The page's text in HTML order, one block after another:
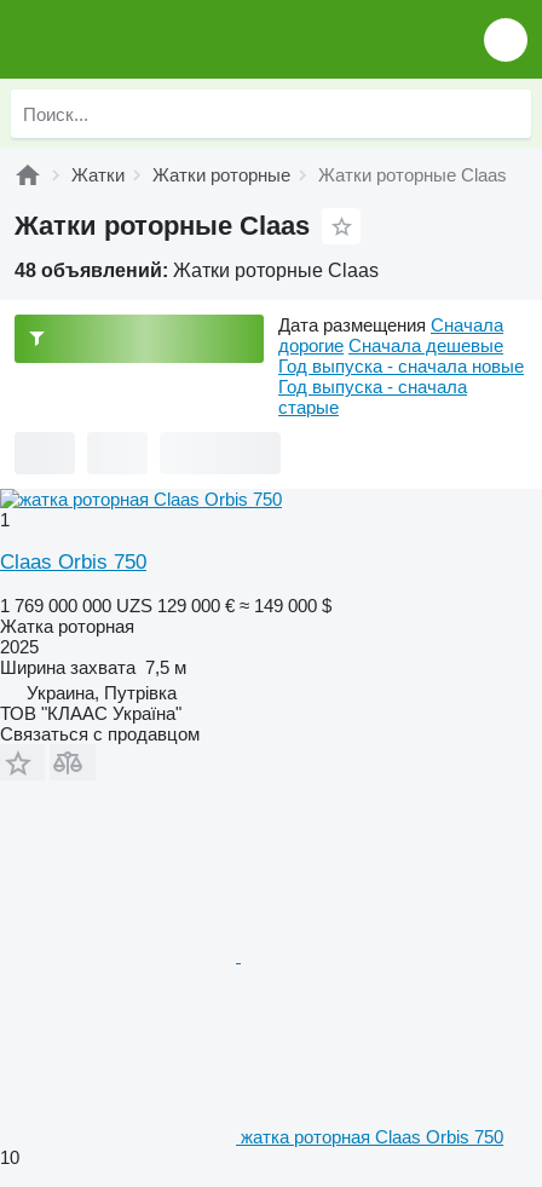
Жатки Жатки роторные Жатки роторные Claas
Жатки роторные Claas
48 объявлений: Жатки роторные Claas
Дата размещения Сначала
дорогие Сначала дешевые
Год выпуска - сначала новые
Год выпуска - сначала
старые
1
Claas Orbis 750
1 769 000 000 UZS 129 000 € ≈ 149 000 $
Жатка роторная
2025
Ширина захвата 7,5 м
Украина, Путрівка
ТОВ "КЛААС Україна"
Связаться с продавцом
жатка роторная Claas Orbis 750
10